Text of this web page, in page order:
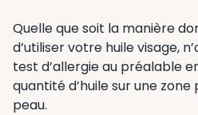
Quelle que soit la manière
d’utiliser votre huile visage,
test d’allergie au préalable
quantité d’huile sur une
peau.